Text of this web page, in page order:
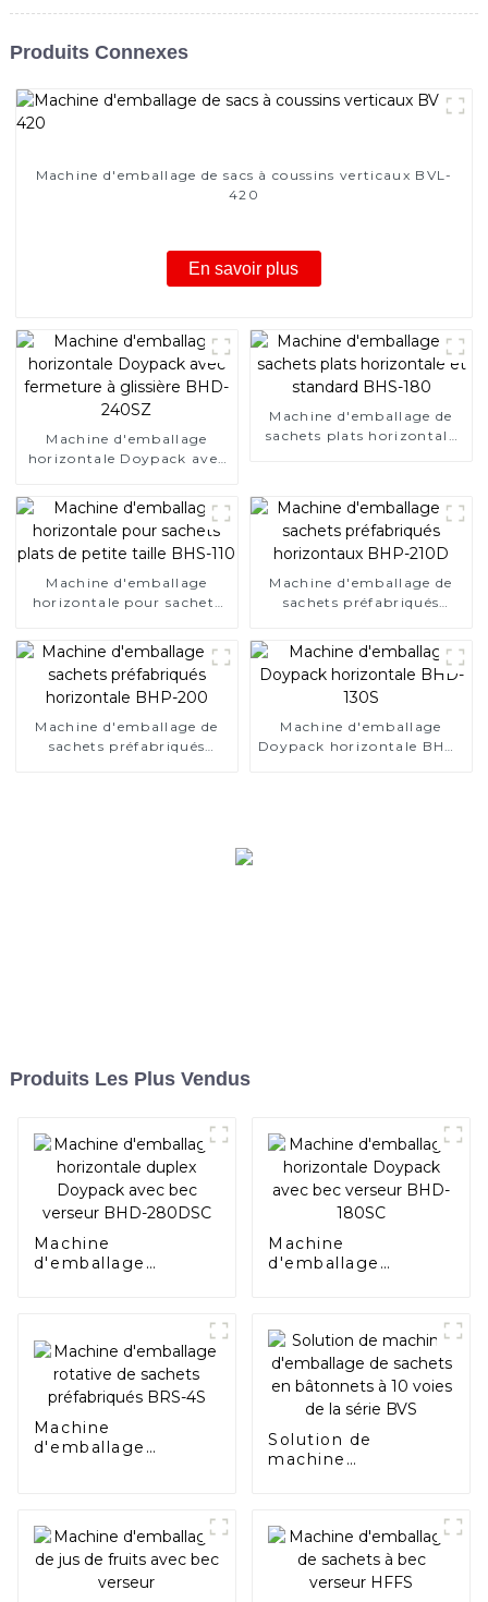
Produits Connexes
Machine d'emballage de sacs à coussins verticaux BVL-
420
En savoir plus
Machine d'emballage
horizontale Doypack avec
Machine d'emballage de
sachets plats horizontale
Machine d'emballage
horizontale pour sachets
Machine d'emballage de
sachets préfabriqués
Machine d'emballage de
sachets préfabriqués
Machine d'emballage
Doypack horizontale BHD-
Produits Les Plus Vendus
Machine
d'emballage
280DSC
Machine
d'emballage
verseur BHD-180SC
Machine
d'emballage
Solution de
machine
voies de la série
BVS